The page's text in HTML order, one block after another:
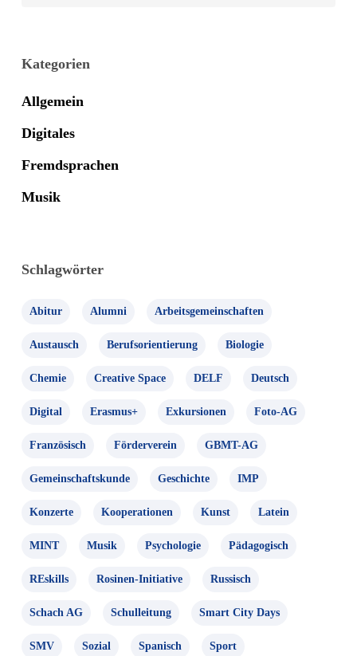
Kategorien
Allgemein
Digitales
Fremdsprachen
Musik
Schlagwörter
Abitur Alumni Arbeitsgemeinschaften
Austausch Berufsorientierung Biologie
Chemie Creative Space DELF Deutsch
Digital Erasmus+ Exkursionen Foto-AG
Französisch Förderverein GBMT-AG
Gemeinschaftskunde Geschichte IMP
Konzerte Kooperationen Kunst Latein
MINT Musik Psychologie Pädagogisch
REskills Rosinen-Initiative Russisch
Schach AG Schulleitung Smart City Days
SMV Sozial Spanisch Sport